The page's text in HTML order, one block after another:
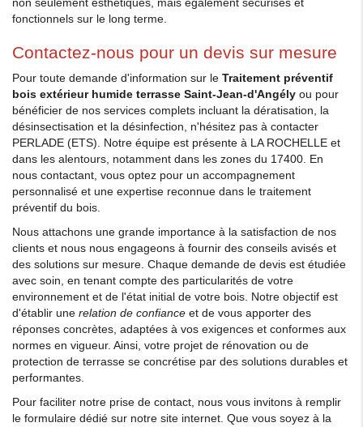
non seulement esthétiques, mais également sécurisés et
fonctionnels sur le long terme.
Contactez-nous pour un devis sur mesure
Pour toute demande d'information sur le Traitement préventif
bois extérieur humide terrasse Saint-Jean-d'Angély ou pour
bénéficier de nos services complets incluant la dératisation, la
désinsectisation et la désinfection, n'hésitez pas à contacter
PERLADE (ETS). Notre équipe est présente à LA ROCHELLE et
dans les alentours, notamment dans les zones du 17400. En
nous contactant, vous optez pour un accompagnement
personnalisé et une expertise reconnue dans le traitement
préventif du bois.
Nous attachons une grande importance à la satisfaction de nos
clients et nous nous engageons à fournir des conseils avisés et
des solutions sur mesure. Chaque demande de devis est étudiée
avec soin, en tenant compte des particularités de votre
environnement et de l'état initial de votre bois. Notre objectif est
d'établir une relation de confiance et de vous apporter des
réponses concrètes, adaptées à vos exigences et conformes aux
normes en vigueur. Ainsi, votre projet de rénovation ou de
protection de terrasse se concrétise par des solutions durables et
performantes.
Pour faciliter notre prise de contact, nous vous invitons à remplir
le formulaire dédié sur notre site internet. Que vous soyez à la